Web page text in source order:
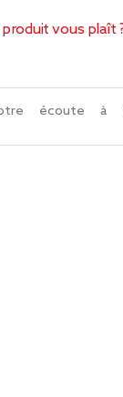
produit vous plaît
écoute à